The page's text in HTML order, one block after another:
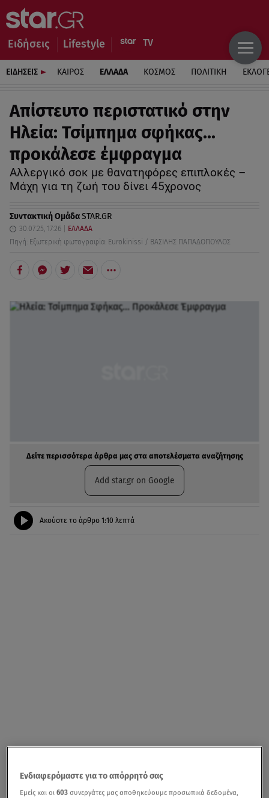
Ειδήσεις Lifestyle
ΕΙΔΗΣΕΙΣ ΚΑΙΡΟΣ ΕΛΛΑΔΑ ΚΟΣΜΟΣ ΠΟΛΙΤΙΚΗ
Απίστευτο περιστατικό στην
Ηλεία: Τσίμπημα σφήκας...
προκάλεσε έμφραγμα
Αλλεργικό σοκ με θανατηφόρες επιπλοκές –
Μάχη για τη ζωή του δίνει 45χρονος
Συντακτική ΟμάδαSTAR.GR
30.07.25, 17:26
ΕΛΛΑΔΑ
Πηγή: Εξωτερική φωτογραφία: Eurokinissi / ΒΑΣΙΛΗΣ ΠΑΠΑΔΟΠΟΥΛΟΣ
Δείτε περισσότερα άρθρα μας στα αποτελέσματα αναζήτησης
Add star.gr on Google
Ακούστε το άρθρο 1:10 λεπτά
Ενδιαφερόμαστε για το απόρρητό σας
Εμείς και οι603 συνεργάτες μας αποθηκεύουμε προσωπικά δεδομένα,